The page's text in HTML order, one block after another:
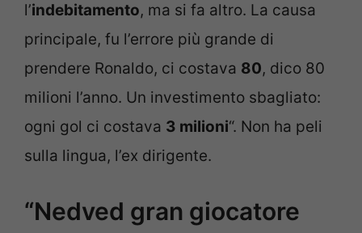
l’indebitamento, ma si fa altro. La causa
principale, fu l’errore più grande di
prendere Ronaldo, ci costava 80, dico 80
milioni l’anno. Un investimento sbagliato:
ogni gol ci costava 3 milioni“. Non ha peli
sulla lingua, l’ex dirigente.
“Nedved gran giocatore